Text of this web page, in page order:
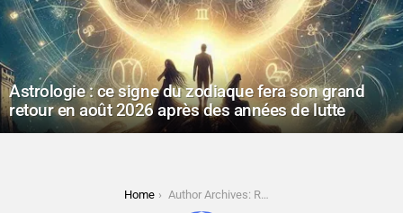
Astrologie : ce signe du zodiaque fera son grand
retour en août 2026 après des années de lutte
Home Author Archives: Rudy ABADIE